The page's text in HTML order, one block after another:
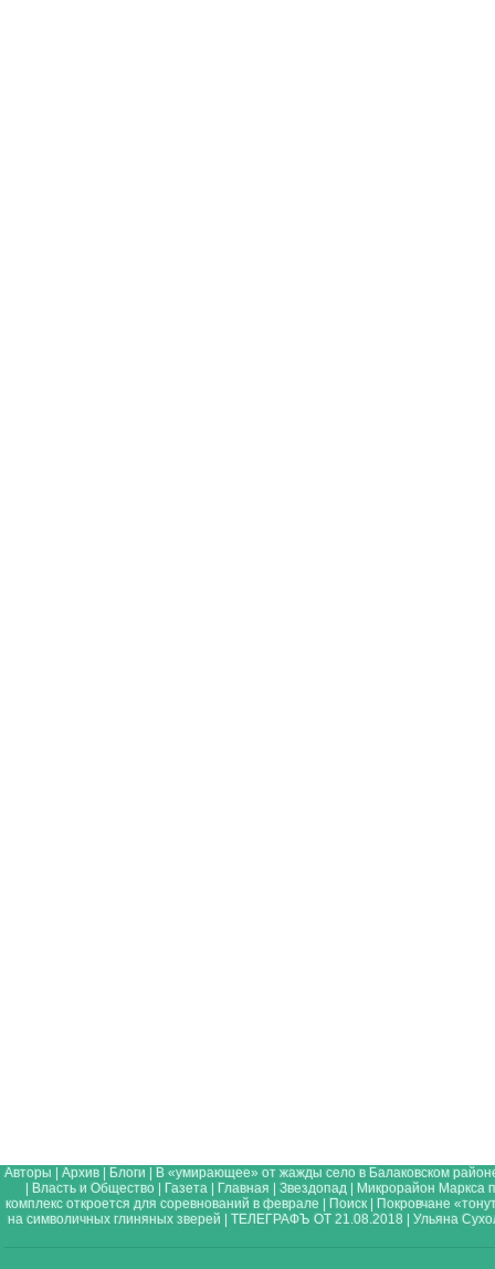
Авторы Архив Блоги
В «умирающее» от жажды село в Балаковском
Власть и Общество Газета Главная Звездопад
Микрорайон Маркса
комплекс откроется для соревнований в феврале
Поиск| Покровчане
на символичных глиняных зверей
ТЕЛЕГРАФЪ ОТ 21.08.2018 Ульяна